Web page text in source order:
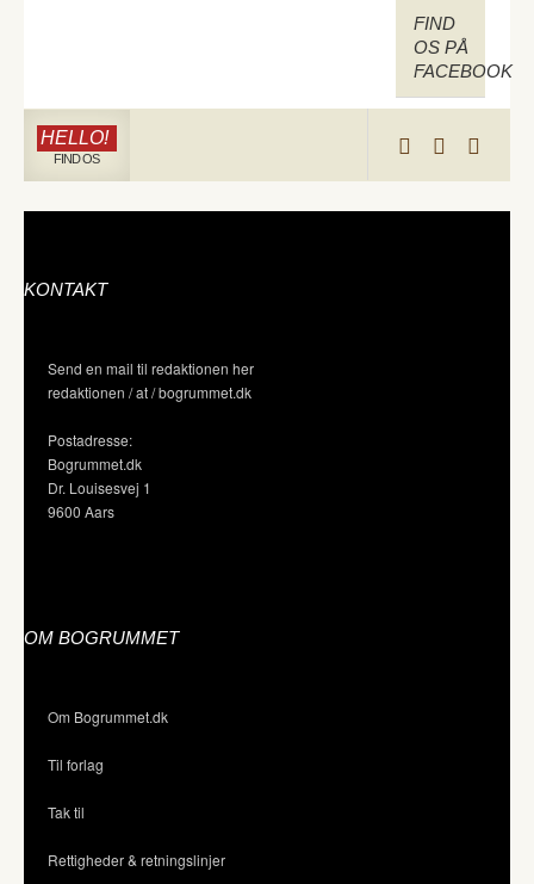
FIND
OS PÅ
FACEBOOK
HELLO!
FIND OS
KONTAKT
Send en mail til redaktionen her
redaktionen / at / bogrummet.dk
Postadresse:
Bogrummet.dk
Dr. Louisesvej 1
9600 Aars
OM BOGRUMMET
Om Bogrummet.dk
Til forlag
Tak til
Rettigheder & retningslinjer